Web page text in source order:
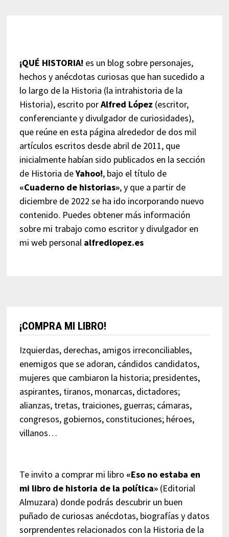
¡QUÉ HISTORIA! es un blog sobre personajes,
hechos y anécdotas curiosas que han sucedido a
lo largo de la Historia (la intrahistoria de la
Historia), escrito porAlfred López (escritor,
conferenciante y divulgador de curiosidades),
que reúne en esta página alrededor de dos mil
artículos escritos desde abril de 2011, que
inicialmente habían sido publicados en la sección
de Historia deYahoo!, bajo el título de
«Cuaderno de historias», y que a partir de
diciembre de 2022 se ha ido incorporando nuevo
contenido. Puedes obtener más información
sobre mi trabajo como escritor y divulgador en
mi web personal alfredlopez.es
¡COMPRA MI LIBRO!
Izquierdas, derechas, amigos irreconciliables,
enemigos que se adoran, cándidos candidatos,
mujeres que cambiaron la historia; presidentes,
aspirantes, tiranos, monarcas, dictadores;
alianzas, tretas, traiciones, guerras; cámaras,
congresos, gobiernos, constituciones; héroes,
villanos…
Te invito a comprar mi libro «Eso no estaba en
mi libro de historia de la política»(Editorial
Almuzara) donde podrás descubrir un buen
puñado de curiosas anécdotas, biografías y datos
sorprendentes relacionados con la Historia de la